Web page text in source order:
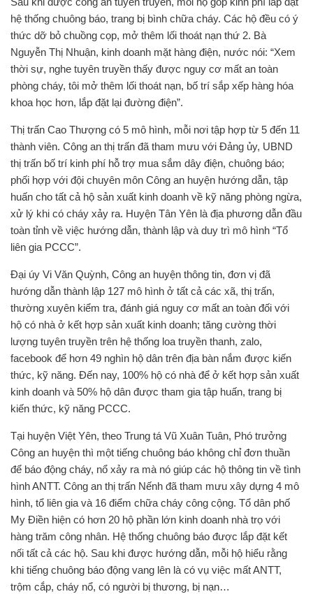
hệ thống chuông báo, trang bị bình chữa cháy. Các hộ đều có ý
thức dỡ bỏ chuồng cọp, mở thêm lối thoát nạn thứ 2. Bà
Nguyễn Thị Nhuận, kinh doanh mặt hàng điện, nước nói: “Xem
thời sự, nghe tuyên truyền thấy được nguy cơ mất an toàn
phòng cháy, tôi mở thêm lối thoát nạn, bố trí sắp xếp hàng hóa
khoa học hơn, lắp đặt lại đường điện”.
Thị trấn Cao Thượng có 5 mô hình, mỗi nơi tập hợp từ 5 đến 11
thành viên. Công an thị trấn đã tham mưu với Đảng ủy, UBND
thị trấn bố trí kinh phí hỗ trợ mua sắm dây điện, chuông báo;
phối hợp với đội chuyên môn Công an huyện hướng dẫn, tập
huấn cho tất cả hộ sản xuất kinh doanh về kỹ năng phòng ngừa,
xử lý khi có cháy xảy ra. Huyện Tân Yên là địa phương dẫn đầu
toàn tỉnh về việc hướng dẫn, thành lập và duy trì mô hình “Tổ
liên gia PCCC”.
Đại úy Vi Văn Quỳnh, Công an huyện thông tin, đơn vị đã
hướng dẫn thành lập 127 mô hình ở tất cả các xã, thị trấn,
thường xuyên kiểm tra, đánh giá nguy cơ mất an toàn đối với
hộ có nhà ở kết hợp sản xuất kinh doanh; tăng cường thời
lượng tuyên truyền trên hệ thống loa truyền thanh, zalo,
facebook để hơn 49 nghìn hộ dân trên địa bàn nắm được kiến
thức, kỹ năng. Đến nay, 100% hộ có nhà để ở kết hợp sản xuất
kinh doanh và 50% hộ dân được tham gia tập huấn, trang bị
kiến thức, kỹ năng PCCC.
Tại huyện Việt Yên, theo Trung tá Vũ Xuân Tuân, Phó trưởng
Công an huyện thì một tiếng chuông báo không chỉ đơn thuần
để báo động cháy, nổ xảy ra mà nó giúp các hộ thông tin về tình
hình ANTT. Công an thị trấn Nếnh đã tham mưu xây dựng 4 mô
hình, tổ liên gia và 16 điểm chữa cháy công cộng. Tổ dân phố
My Điền hiện có hơn 20 hộ phần lớn kinh doanh nhà trọ với
hàng trăm công nhân. Hệ thống chuông báo được lắp đặt kết
nối tất cả các hộ. Sau khi được hướng dẫn, mỗi hộ hiểu rằng
khi tiếng chuông báo động vang lên là có vụ việc mất ANTT,
trộm cắp, cháy nổ, có người bị thương, bị nạn…